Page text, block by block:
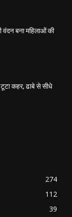
वंदन बना महिलाओं की
टूटा कहर, ढाबे से सीधे
274
112
39